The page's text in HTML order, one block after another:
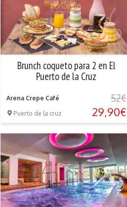
Brunch coqueto para 2 en El
Puerto de la Cruz
Arena Crepe Café
Puerto de la cruz
52€
29,90€